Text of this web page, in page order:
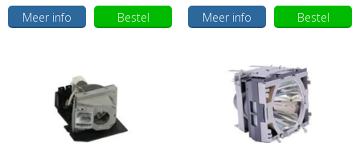
Meer info
Bestel
Meer info
Bestel